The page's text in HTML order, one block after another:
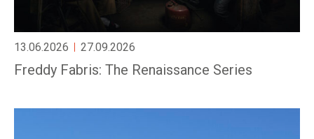
13.06.2026 27.09.2026
Freddy Fabris: The Renaissance Series